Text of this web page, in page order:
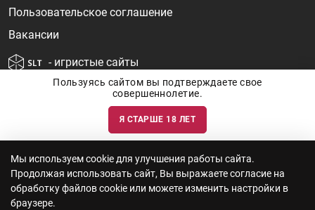
Пользовательское соглашение
Вакансии
- игристые сайты
Информация о ценах и наличии товаров носит ознакомительный
характер и может быть не точной. Цены на импортные товары особенно
актуальности наличия товаров и цен вы так же можете уточнить по
телефону+7 (812) 715 06-66с 11-22 ежедневно.
ООО "Винум" ИНН 7814473915, Лицензия на торговлю алкоголем: №
серия 78АА №0012735, регистрационный номер 78РПА000752 от
12.10.2023 действует по 11.10.2028
Пользуясь сайтом вы подтверждаете свое
совершеннолетие.
Я СТАРШЕ 18 ЛЕТ
Мы используем cookie для улучшения работы сайта.
Продолжая использовать сайт, Вы выражаете согласие на
обработку файлов cookie или можете изменить настройки в
браузере.